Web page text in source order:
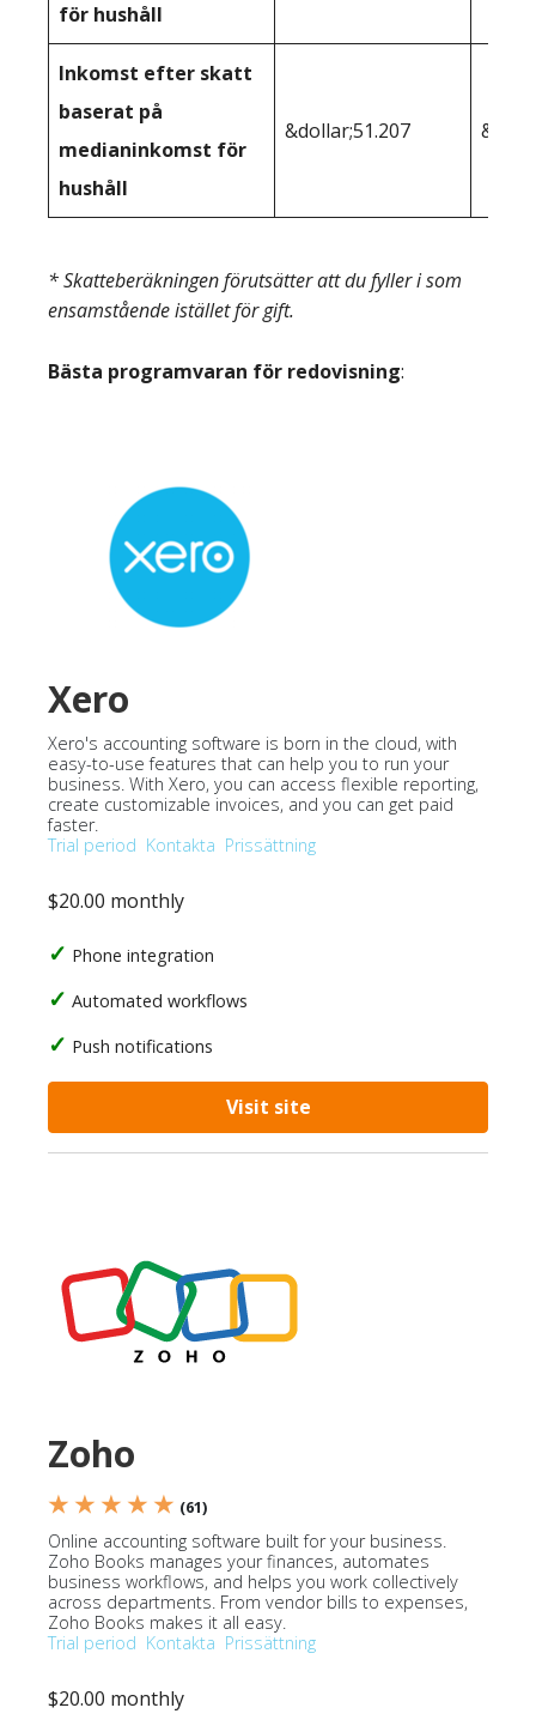
för hushåll
Inkomst efter skatt
baserat på
medianinkomst för
hushåll
&dollar;51.207
* Skatteberäkningen förutsätter att du fyller i som
ensamstående istället för gift.
Bästa programvaran för redovisning:
Xero
Xero's accounting software is born in the cloud, with
easy-to-use features that can help you to run your
business. With Xero, you can access flexible reporting,
create customizable invoices, and you can get paid
faster.
Trial period Kontakta Prissättning
$20.00 monthly
Phone integration
Automated workflows
Push notifications
Visit site
Zoho
★ ★ ★ ★ ★ (61)
Online accounting software built for your business.
Zoho Books manages your finances, automates
business workflows, and helps you work collectively
across departments. From vendor bills to expenses,
Zoho Books makes it all easy.
Trial period Kontakta Prissättning
$20.00 monthly